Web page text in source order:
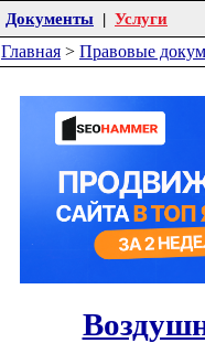
Документы | Услуги
Главная > Правовые